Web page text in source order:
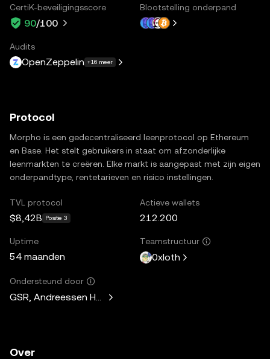
CertiK-beveiligingsscore
90/100
Blootstelling onderpand
Audits
OpenZeppelin +16 meer
Protocol
Morpho is een gedecentraliseerd leenprotocol op Ethereum
en Base. Het stelt gebruikers in staat om afzonderlijke
leenmarkten te creëren. Elke markt is aangepast met zijn eigen
onderpandtype, rentetarieven en risico instellingen.
TVL protocol
$8,42B Positie 3
Actieve wallets
212.200
Uptime
54 maanden
Teamstructuur
0xloth
Ondersteund door
GSR, Andreessen Horowitz, Mechanism Capital, Variant
Over